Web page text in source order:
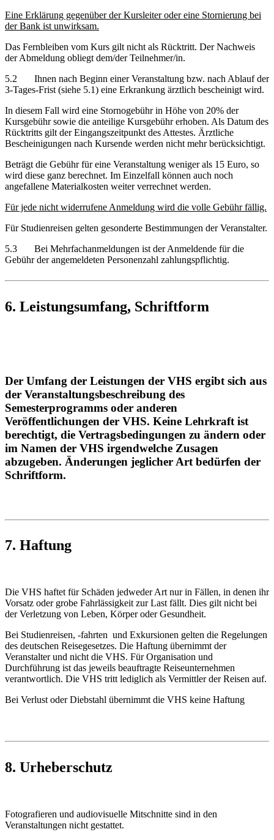
Eine Erklärung gegenüber der Kursleiter oder eine Stornierung bei
der Bank ist unwirksam.
Das Fernbleiben vom Kurs gilt nicht als Rücktritt. Der Nachweis
der Abmeldung obliegt dem/der Teilnehmer/in.
5.2 Ihnen nach Beginn einer Veranstaltung bzw. nach Ablauf der
3-Tages-Frist (siehe 5.1) eine Erkrankung ärztlich bescheinigt wird.
In diesem Fall wird eine Stornogebühr in Höhe von 20% der
Kursgebühr sowie die anteilige Kursgebühr erhoben. Als Datum des
Rücktritts gilt der Eingangszeitpunkt des Attestes. Ärztliche
Bescheinigungen nach Kursende werden nicht mehr berücksichtigt.
Beträgt die Gebühr für eine Veranstaltung weniger als 15 Euro, so
wird diese ganz berechnet. Im Einzelfall können auch noch
angefallene Materialkosten weiter verrechnet werden.
Für jede nicht widerrufene Anmeldung wird die volle Gebühr fällig.
Für Studienreisen gelten gesonderte Bestimmungen der Veranstalter.
5.3 Bei Mehrfachanmeldungen ist der Anmeldende für die
Gebühr der angemeldeten Personenzahl zahlungspflichtig.
6. Leistungsumfang, Schriftform
Der Umfang der Leistungen der VHS ergibt sich aus
der Veranstaltungsbeschreibung des
Semesterprogramms oder anderen
Veröffentlichungen der VHS. Keine Lehrkraft ist
berechtigt, die Vertragsbedingungen zu ändern oder
im Namen der VHS irgendwelche Zusagen
abzugeben. Änderungen jeglicher Art bedürfen der
Schriftform.
7. Haftung
Die VHS haftet für Schäden jedweder Art nur in Fällen, in denen ihr
Vorsatz oder grobe Fahrlässigkeit zur Last fällt. Dies gilt nicht bei
der Verletzung von Leben, Körper oder Gesundheit.
Bei Studienreisen, -fahrten und Exkursionen gelten die Regelungen
des deutschen Reisegesetzes. Die Haftung übernimmt der
Veranstalter und nicht die VHS. Für Organisation und
Durchführung ist das jeweils beauftragte Reiseunternehmen
verantwortlich. Die VHS tritt lediglich als Vermittler der Reisen auf.
Bei Verlust oder Diebstahl übernimmt die VHS keine Haftung
8. Urheberschutz
Fotografieren und audiovisuelle Mitschnitte sind in den
Veranstaltungen nicht gestattet.